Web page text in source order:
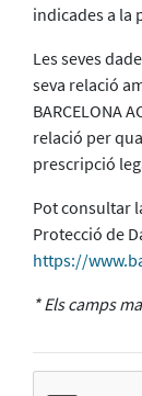
indicades a la
Les seves
seva relació
BARCELONA
relació per
prescripció
Pot consultar
Protecció de
https://
* Els camps